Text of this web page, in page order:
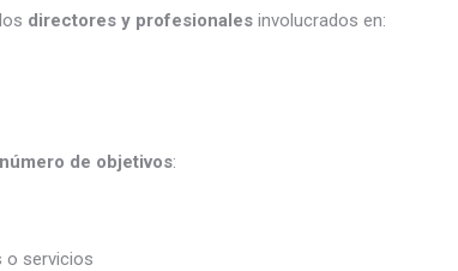
directores y profesionales involucrados en:
de objetivos:
o servicios